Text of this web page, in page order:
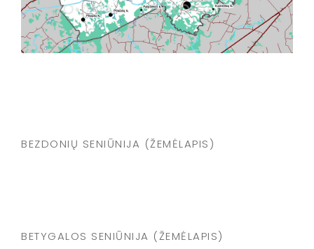
BEZDONIŲ SENIŪNIJA (ŽEMĖLAPIS)
BETYGALOS SENIŪNIJA (ŽEMĖLAPIS)